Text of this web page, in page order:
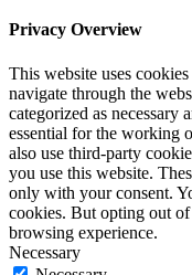
Privacy Overview
This website uses
navigate through the
categorized as necessary
essential for the working
also use third-party
you use this website.
only with your consent.
cookies. But opting out
browsing experience.
Necessary